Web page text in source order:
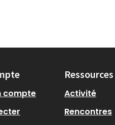
compte
Ressources
Activité
Rencontres